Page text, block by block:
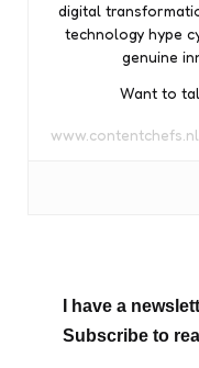
digital
technology hype
genuine
Want to
www.contentchefs.nl
I have a
Subscribe to